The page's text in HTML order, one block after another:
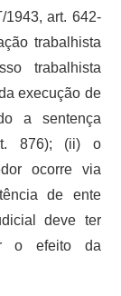
1943, art. 642-
trabalhista
trabalhista
execução de
a sentença
876); (ii) o
ocorre via
de ente
deve ter
o efeito da